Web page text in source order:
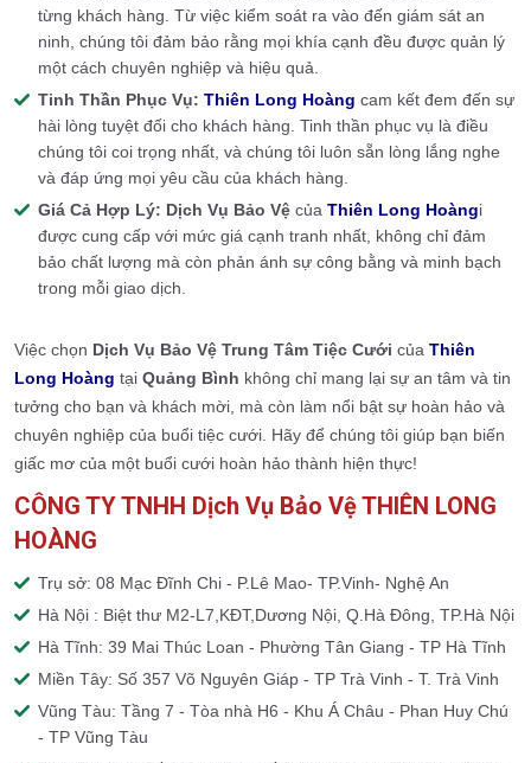
từng khách hàng. Từ việc kiểm soát ra vào đến giám sát an
ninh, chúng tôi đảm bảo rằng mọi khía cạnh đều được quản lý
một cách chuyên nghiệp và hiệu quả.
Tinh Thần Phục Vụ: Thiên Long Hoàng cam kết đem đến sự
hài lòng tuyệt đối cho khách hàng. Tinh thần phục vụ là điều
chúng tôi coi trọng nhất, và chúng tôi luôn sẵn lòng lắng nghe
và đáp ứng mọi yêu cầu của khách hàng.
Giá Cả Hợp Lý: Dịch Vụ Bảo Vệ của Thiên Long Hoàngi
được cung cấp với mức giá cạnh tranh nhất, không chỉ đảm
bảo chất lượng mà còn phản ánh sự công bằng và minh bạch
trong mỗi giao dịch.
Việc chọn Dịch Vụ Bảo Vệ Trung Tâm Tiệc Cưới của Thiên
Long Hoàng tại Quảng Bình không chỉ mang lại sự an tâm và tin
tưởng cho bạn và khách mời, mà còn làm nổi bật sự hoàn hảo và
chuyên nghiệp của buổi tiệc cưới. Hãy để chúng tôi giúp bạn biến
giấc mơ của một buổi cưới hoàn hảo thành hiện thực!
CÔNG TY TNHH Dịch Vụ Bảo Vệ THIÊN LONG
HOÀNG
Trụ sở: 08 Mạc Đĩnh Chi - P.Lê Mao- TP.Vinh- Nghệ An
Hà Nội : Biệt thư M2-L7,KĐT,Dương Nội, Q.Hà Đông, TP.Hà Nội
Hà Tĩnh: 39 Mai Thúc Loan - Phường Tân Giang - TP Hà Tĩnh
Miền Tây: Số 357 Võ Nguyên Giáp - TP Trà Vinh - T. Trà Vinh
Vũng Tàu: Tầng 7 - Tòa nhà H6 - Khu Á Châu - Phan Huy Chú
- TP Vũng Tàu